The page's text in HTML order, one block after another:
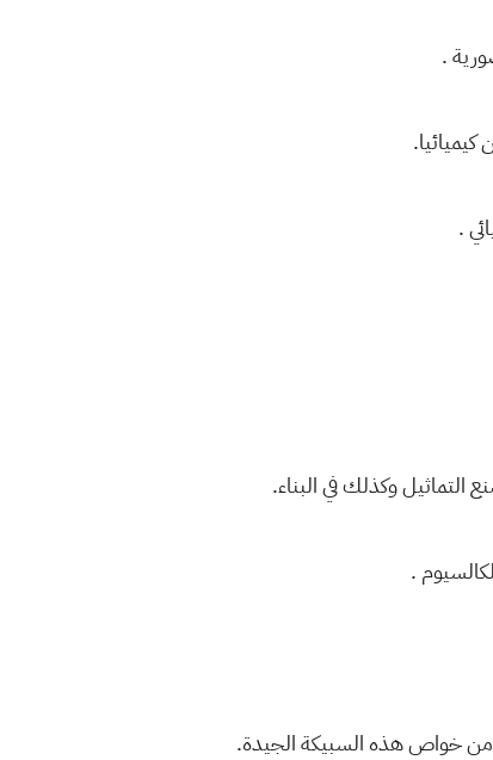
.
.
التماثيل وكذلك في البناء.
.
خواص هذه السبيكة الجيدة.